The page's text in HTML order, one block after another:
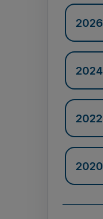
2026
2024
2022
2020